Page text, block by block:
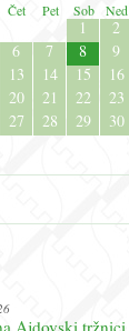
Čet Pet Sob Ned
1
2
6 7 8
9
13 14 15
16
20 21 22
23
27 28 29
30